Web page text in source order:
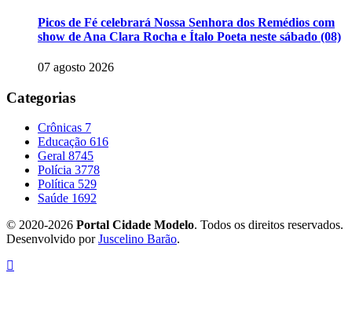
Picos de Fé celebrará Nossa Senhora dos Remédios com
show de Ana Clara Rocha e Ítalo Poeta neste sábado (08)
07 agosto 2026
Categorias
Crônicas 7
Educação 616
Geral 8745
Polícia 3778
Política 529
Saúde 1692
© 2020-2026 Portal Cidade Modelo. Todos os direitos reservados.
Desenvolvido porJuscelino Barão.